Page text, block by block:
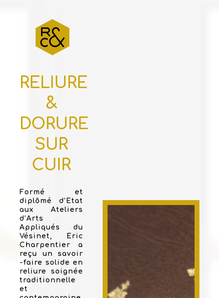
RELIURE
&
DORURE
SUR
CUIR
Formé et
diplômé d’Etat
aux Ateliers
d’Arts
Appliqués du
Vésinet, Eric
Charpentier a
reçu un savoir
-faire solide en
reliure soignée
traditionnelle
et